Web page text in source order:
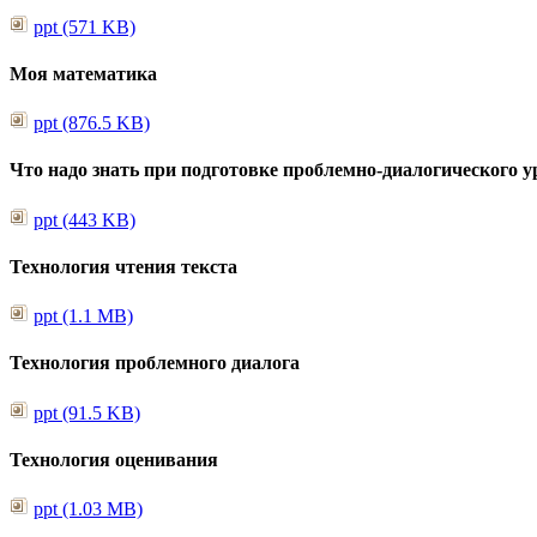
ppt (571 KB)
Моя математика
ppt (876.5 KB)
Что надо знать при подготовке проблемно-диалогического
ppt (443 KB)
Технология чтения текста
ppt (1.1 MB)
Технология проблемного диалога
ppt (91.5 KB)
Технология оценивания
ppt (1.03 MB)